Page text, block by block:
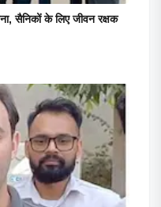
सैनिकों के लिए जीवन रक्षक